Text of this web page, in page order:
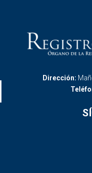
Dirección: